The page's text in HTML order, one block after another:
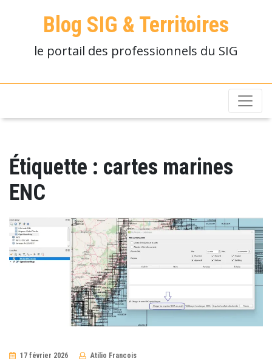
Blog SIG & Territoires
le portail des professionnels du SIG
Étiquette : cartes marines
ENC
17 février 2026 Atilio Francois